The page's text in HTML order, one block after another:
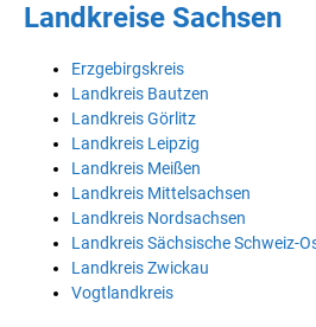
Landkreise Sachsen
Erzgebirgskreis
Landkreis Bautzen
Landkreis Görlitz
Landkreis Leipzig
Landkreis Meißen
Landkreis Mittelsachsen
Landkreis Nordsachsen
Landkreis Sächsische Schweiz-
Landkreis Zwickau
Vogtlandkreis